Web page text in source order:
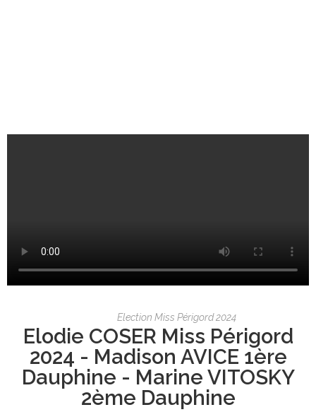
Election Miss Périgord 2024
Elodie COSER Miss Périgord
2024 - Madison AVICE 1ère
Dauphine - Marine VITOSKY
2ème Dauphine